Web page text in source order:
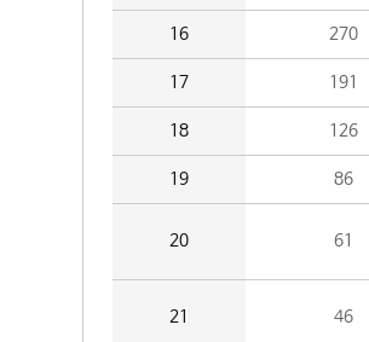
16 270
17 191
18 126
19 86
20 61
21 46